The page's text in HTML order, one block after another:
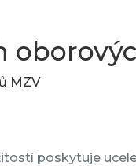
MZV
poskytuje